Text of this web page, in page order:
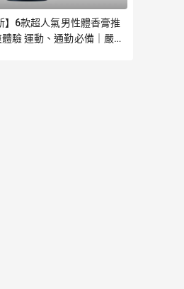
】6款超人氣男性體香膏推
驗 運動、通勤必備｜嚴